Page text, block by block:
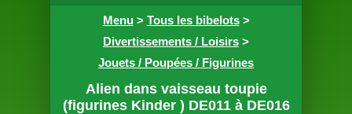
Menu> Tous les bibelots>
Divertissements / Loisirs >
Jouets / Poupées / Figurines
Alien dans vaisseau toupie
(figurines Kinder ) DE011 à DE016
contenant une figurine